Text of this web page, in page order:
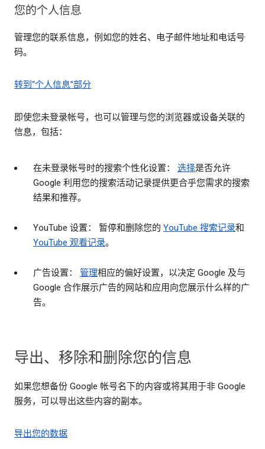
您的个人信息
管理您的联系信息，例如您的姓名、电子邮件地址和电话号
码。
转到“个人信息”部分
即使您未登录帐号，也可以管理与您的浏览器或设备关联的
信息，包括：
在未登录帐号时的搜索个性化设置： 选择是否允许
Google 利用您的搜索活动记录提供更合乎您需求的搜索
结果和推荐。
YouTube 设置： 暂停和删除您的 YouTube 搜索记录和
YouTube 观看记录。
广告设置： 管理相应的偏好设置，以决定 Google 及与
Google 合作展示广告的网站和应用向您展示什么样的广
告。
导出、移除和删除您的信息
如果您想备份 Google 帐号名下的内容或将其用于非 Google
服务，可以导出这些内容的副本。
导出您的数据